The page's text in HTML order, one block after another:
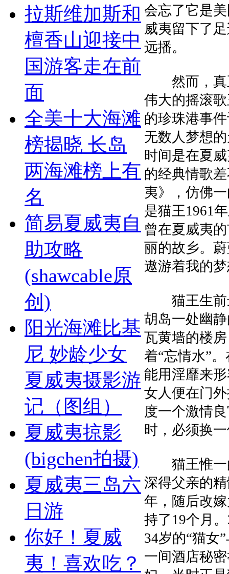
拉斯维加斯和
檀香山迎接中
国游客走在前
面
全美十大海滩
榜揭晓 长岛
两海滩榜上有
名
简易夏威夷自
助攻略
(shawcable原
创)
阳光海滩比基
尼 妙龄少女
夏威夷摄影游
记（图组）
夏威夷掠影
(bigchen拍摄)
夏威夷三岛六
日游
你好！夏威
夷！喜欢吃？
会忘了它是
威夷留下了
远播。
然而，真
伟大的摇滚
的珍珠港事
无数人梦想
时间是在夏
的经典情歌
夷》，仿佛
是猫王1961
曾在夏威夷
丽的故乡。
遨游着我的
猫王生前
胡岛一处幽
瓦黄墙的楼
着“忘情水”
能用淫靡来
女人便在门
度一个激情
时，必须换
猫王惟一的
深得父亲的
年，随后改
持了19个月
34岁的“猫女
一间酒店秘